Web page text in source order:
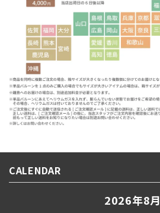
CALENDAR
2026年8月